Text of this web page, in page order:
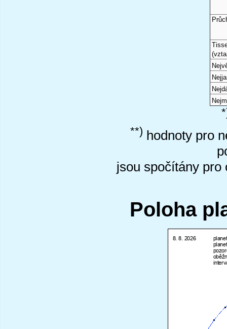
**) hodnoty pro
jsou spočítány pro
Poloha